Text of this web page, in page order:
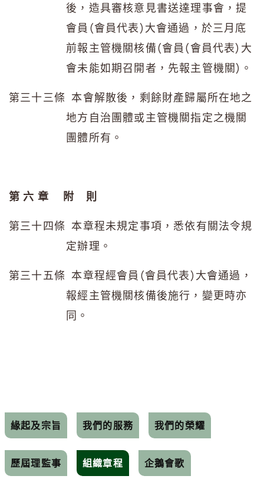
後，造具審核意見書送達理事會，提
會員(會員代表)大會通過，於三月底
前報主管機關核備(會員(會員代表)大
會未能如期召開者，先報主管機關)。
第三十三條 本會解散後，剩餘財產歸屬所在地之
地方自治團體或主管機關指定之機關
團體所有。
第 六 章 附 則
第三十四條 本章程未規定事項，悉依有關法令規
定辦理。
第三十五條 本章程經會員(會員代表)大會通過，
報經主管機關核備後施行，變更時亦
同。
緣起及宗旨 我們的服務 我們的榮耀
歷屆理監事 組織章程 企鵝會歌